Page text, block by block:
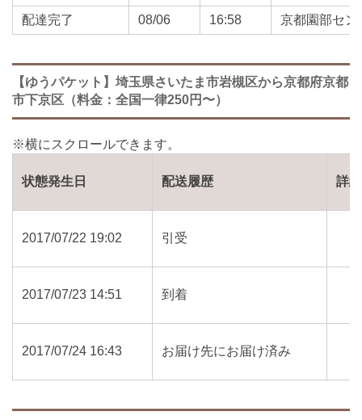
配達完了 08/06 16:58 京都園部セン
【ゆうパケット】埼玉県さいたま市岩槻区から京都府京都
市下京区（料金：全国一律250円〜）
状態発生日 配送履歴 詳細
2017/07/22 19:02 引受
2017/07/23 14:51 到着
2017/07/24 16:43 お届け先にお届け済み